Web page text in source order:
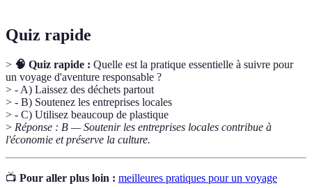
Quiz rapide
> 🧠 Quiz rapide : Quelle est la pratique essentielle à suivre pour
un voyage d'aventure responsable ?
> - A) Laissez des déchets partout
> - B) Soutenez les entreprises locales
> - C) Utilisez beaucoup de plastique
> Réponse : B — Soutenir les entreprises locales contribue à
l'économie et préserve la culture.
📺 Pour aller plus loin : meilleures pratiques pour un voyage